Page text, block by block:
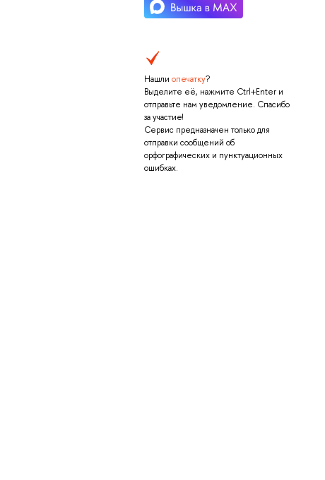
Нашли опечатку?
Выделите её, нажмите Ctrl+Enter и
отправьте нам уведомление. Спасибо
за участие!
Сервис предназначен только для
отправки сообщений об
орфографических и пунктуационных
ошибках.